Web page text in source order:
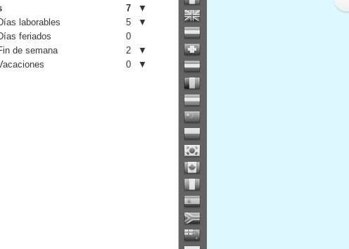
7
▼
laborables
5
▼
feriados
0
de semana
2
▼
0 ▼